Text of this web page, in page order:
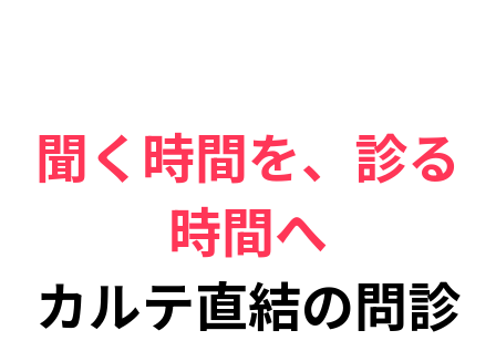
聞く時間を、診る
時間へ
カルテ直結の問診